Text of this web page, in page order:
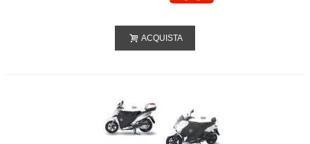
ACQUISTA